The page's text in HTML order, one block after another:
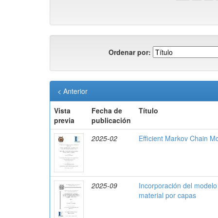
Ordenar por:
< Anterior
Vista
previa
Fecha de
publicación
Título
2025-02 Efficient Markov Chain
2025-09
Incorporación del
material por capas